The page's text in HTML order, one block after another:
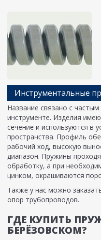
Инструментальные
Название связано с
инструменте. Изделия
сечение и используются в
пространства. Профиль
рабочий ход, высокую
диапазон. Пружины
обработку, а при
цинком, окрашиваются
Также у нас можно
опор трубопроводов.
ГДЕ КУПИТЬ
БЕРЁЗОВСКОМ?